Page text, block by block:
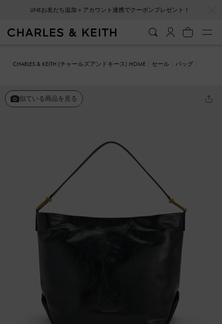
LINEお友だち追加＋アカウント連携でクーポンプレゼント！
CHARLES & KEITH (チャールズアンドキース) HOME セール
バッグ
似ている商品を見る